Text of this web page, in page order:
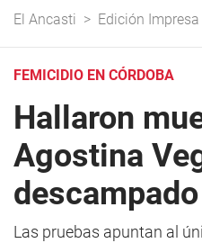
El Ancasti > Edición Impresa
FEMICIDIO EN CÓRDOBA
Hallaron
Agostina
descampado
Las pruebas apuntan al